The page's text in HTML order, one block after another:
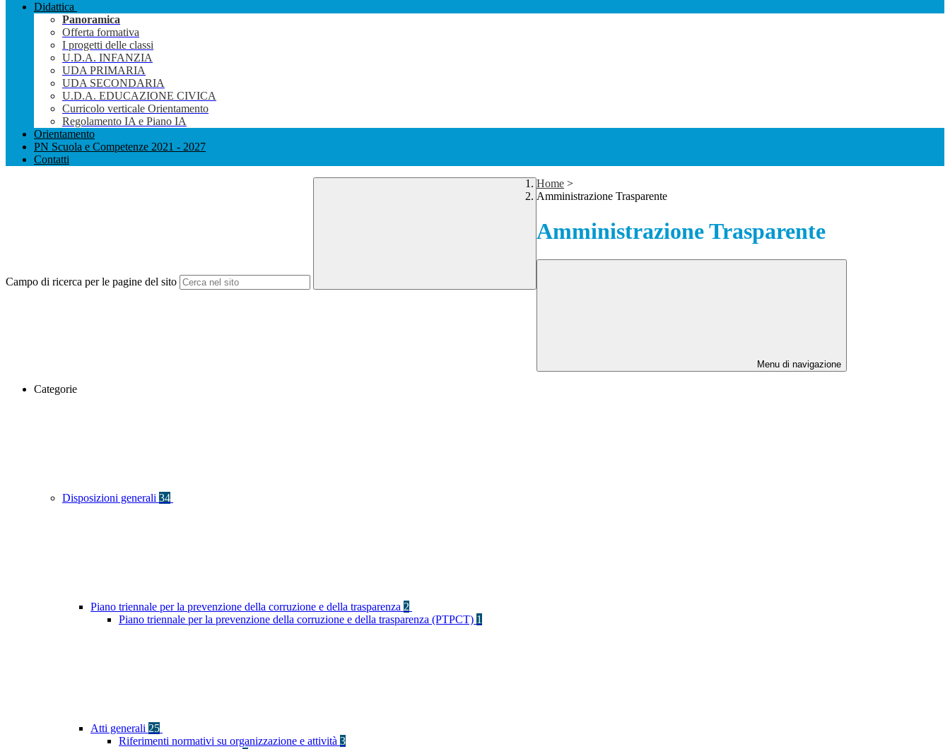
Didattica
Panoramica
Offerta formativa
I progetti delle classi
U.D.A. INFANZIA
UDA PRIMARIA
UDA SECONDARIA
U.D.A. EDUCAZIONE CIVICA
Curricolo verticale Orientamento
Regolamento IA e Piano IA
Orientamento
PN Scuola e Competenze 2021 - 2027
Contatti
Campo di ricerca per le pagine del sito
Home >
Amministrazione Trasparente
Amministrazione Trasparente
Menu di navigazione
Categorie
Disposizioni generali 34
Piano triennale per la prevenzione della corruzione e della trasparenza 2
Piano triennale per la prevenzione della corruzione e della trasparenza (PTPCT) 1
Atti generali 25
Riferimenti normativi su organizzazione e attività 3